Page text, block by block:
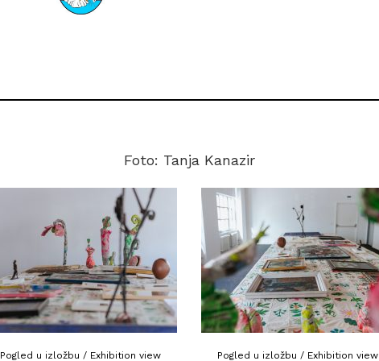
Foto: Tanja Kanazir
Pogled u izložbu / Exhibition view Pogled u izložbu / Exhibition view